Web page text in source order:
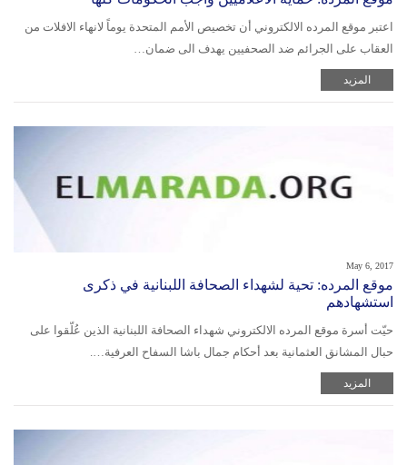
اعتبر موقع المرده الالكتروني أن تخصيص الأمم المتحدة يوماً لانهاء الافلات من
العقاب على الجرائم ضد الصحفيين يهدف الى ضمان…
المزيد
May 6, 2017
موقع المرده: تحية لشهداء الصحافة اللبنانية في ذكرى
استشهادهم
حيّت أسرة موقع المرده الالكتروني شهداء الصحافة اللبنانية الذين عُلّقوا على
حبال المشانق العثمانية بعد أحكام جمال باشا السفاح العرفية….
المزيد